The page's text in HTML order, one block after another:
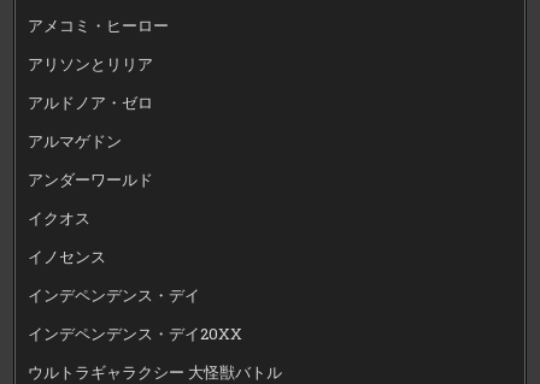
アメコミ・ヒーロー
アリソンとリリア
アルドノア・ゼロ
アルマゲドン
アンダーワールド
イクオス
イノセンス
インデペンデンス・デイ
インデペンデンス・デイ20XX
ウルトラギャラクシー 大怪獣バトル